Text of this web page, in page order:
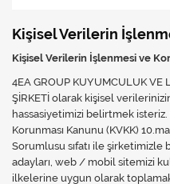
Kişisel Verilerin
Kişisel Verilerin İşlenmesi ve
4EA GROUP KUYUMCULUK VE
ŞİRKETİ olarak kişisel
hassasiyetimizi belirtmek isteriz.
Korunması Kanunu (KVKK)
Sorumlusu sıfatı ile şirketimizle
adayları, web / mobil sitemizi
ilkelerine uygun olarak